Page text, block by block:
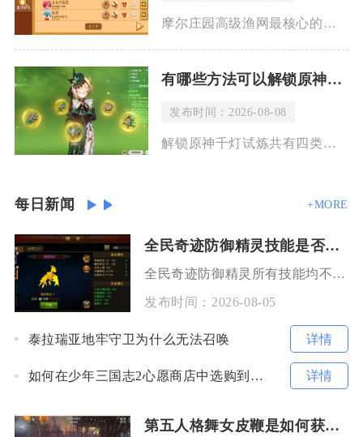
摩尔庄园高级渔网最核心的独特之处是全档位渔网里唯一大幅拉高传说鱼捕获权重、专属超
有哪些方法可以解锁原神千灯试炼
发布时间：2026-08-08
解锁原神千灯试炼共有四类核心方式，分别为达成活动基础准入门槛、推进三界路飨祭分段
每日新闻 +MORE
全民奇迹防御精灵技能是否有额外回合效果
全民奇迹防御精灵所有技能均不存在额外回合效果，所有防护类、减伤类、护盾类被动与主动技能只会
发布时间： 2026-08-05
泰拉瑞亚地牢守卫为什么无法召唤 详情
如何在少年三国志2心愿商店中选购到心仪的物品 详情
第五人格舞女皮鞭是如何获得的